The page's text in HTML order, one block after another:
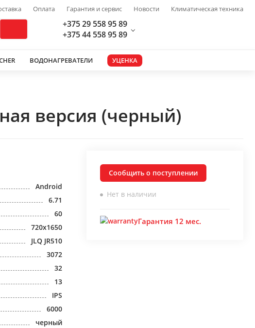
Оплата Гарантия и сервис Новости Климатическая техника
+375 29 558 95 89
+375 44 558 95 89
ВОДОНАГРЕВАТЕЛИ УЦЕНКА
версия (черный)
Android
6.71
60
720x1650
JLQ JR510
3072
32
13
IPS
6000
черный
Сообщить о поступлении
Нет в наличии
Гарантия 12 мес.